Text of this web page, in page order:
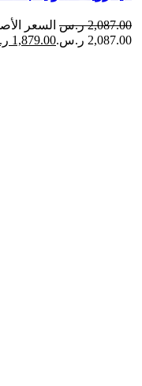
2,087.00 ر.س السعر
2,087.00 ر.س.
1,879.00